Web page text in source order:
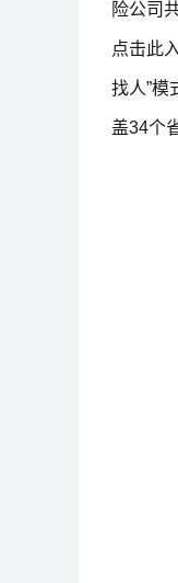
险公司
点击此
找人”模
盖34个